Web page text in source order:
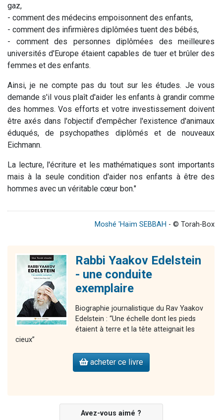
gaz,
- comment des médecins empoisonnent des enfants,
- comment des infirmières diplômées tuent des bébés,
- comment des personnes diplômées des meilleures
universités d'Europe étaient capables de tuer et brûler des
femmes et des enfants.
Ainsi, je ne compte pas du tout sur les études. Je vous
demande s'il vous plaît d'aider les enfants à grandir comme
des hommes. Vos efforts et votre investissement doivent
être axés dans l'objectif d'empêcher l'existence d'animaux
éduqués, de psychopathes diplômés et de nouveaux
Eichmann.
La lecture, l'écriture et les mathématiques sont importants
mais à la seule condition d'aider nos enfants à être des
hommes avec un véritable cœur bon."
Moshé 'Haïm SEBBAH - © Torah-Box
Rabbi Yaakov Edelstein
- une conduite
exemplaire
Biographie journalistique du Rav Yaakov
Edelstein : “Une échelle dont les pieds
étaient à terre et la tête atteignait les
cieux”
acheter ce livre
Avez-vous aimé ?